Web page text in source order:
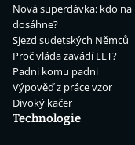
Nová superdávka: kdo na
dosáhne?
Sjezd sudetských Němců
Proč vláda zavádí EET?
Padni komu padni
Výpověď z práce vzor
Divoký kačer
Technologie